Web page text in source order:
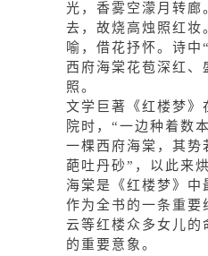
光，香雾空濛月转廊
去，故烧高烛照红妆
喻，借花抒怀。诗中
西府海棠花苞深红、
照。
文学巨著
《红楼梦》
院时，“一边种着数
一棵西府海棠，其势
葩吐丹砂”，以此来
海棠是《红楼梦》中
作为全书的一条重要
云等红楼众多女儿的
的重要意象。